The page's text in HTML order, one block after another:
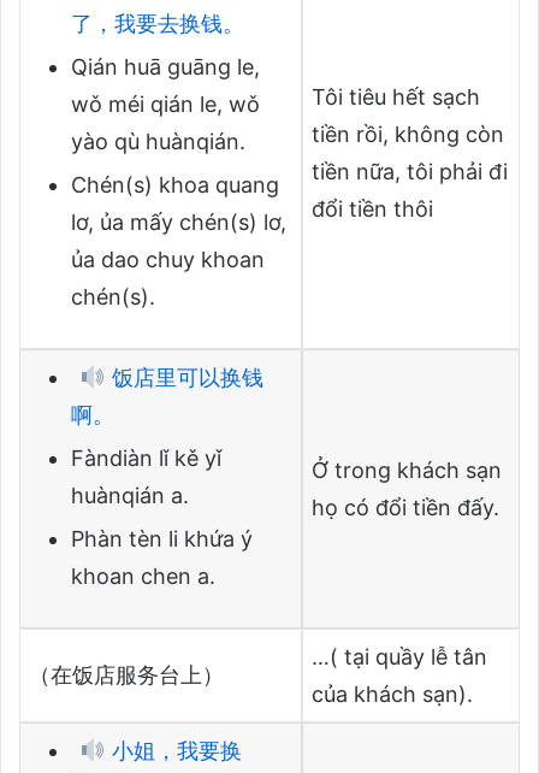
了，我要去换钱。
Qián huā guāng le,
wǒ méi qián le, wǒ
yào qù huànqián.
Chén(s) khoa quang
lơ, ủa mấy chén(s) lơ,
ủa dao chuy khoan
chén(s).
Tôi tiêu hết sạch
tiền rồi, không còn
tiền nữa, tôi phải đi
đổi tiền thôi
饭店里可以换钱
啊。
Fàndiàn lǐ kě yǐ
huànqián a.
Phàn tèn li khứa ý
khoan chen a.
Ở trong khách sạn
họ có đổi tiền đấy.
（在饭店服务台上）
…( tại quầy lễ tân
của khách sạn).
小姐，我要换